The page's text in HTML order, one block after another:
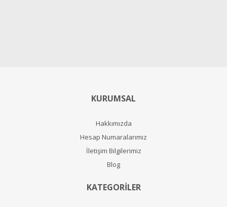
KURUMSAL
Hakkımızda
Hesap Numaralarımız
İletişim Bilgilerimiz
Blog
KATEGORİLER